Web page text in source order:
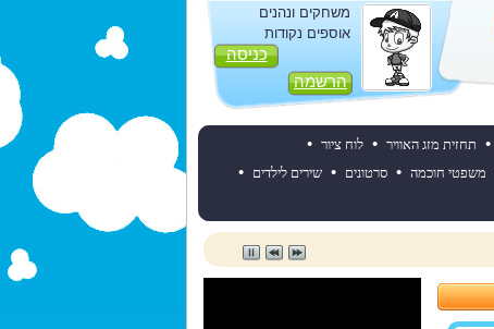
משחקים ונהנים
אוספים נקודות
כניסה
הרשמה
• תחזית מזג האוויר • לוח ציור •
משפטי חוכמה • סרטונים • שירים לילדים •